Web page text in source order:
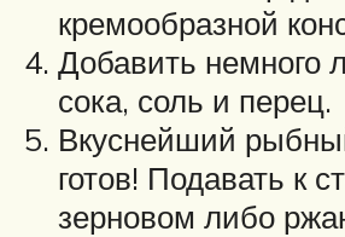
кремообразной
Добавить немного
сока, соль и перец.
Вкуснейший
готов! Подавать к
зерновом либо